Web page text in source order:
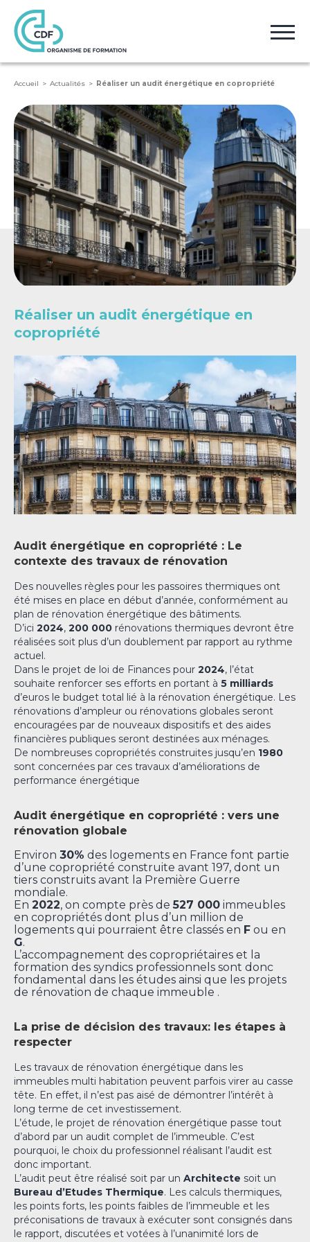
Accueil Actualités Réaliser un audit énergétique en copropriété
Réaliser un audit énergétique en
copropriété
Audit énergétique en copropriété : Le
contexte des travaux de rénovation
Des nouvelles règles pour les passoires thermiques ont
été mises en place en début d’année, conformément au
plan de rénovation énergétique des bâtiments.
D’ici 2024, 200 000 rénovations thermiques devront être
réalisées soit plus d’un doublement par rapport au rythme
actuel.
Dans le projet de loi de Finances pour 2024, l’état
souhaite renforcer ses efforts en portant à 5 milliards
d’euros le budget total lié à la rénovation énergétique. Les
rénovations d’ampleur ou rénovations globales seront
encouragées par de nouveaux dispositifs et des aides
financières publiques seront destinées aux ménages.
De nombreuses copropriétés construites jusqu’en 1980
sont concernées par ces travaux d’améliorations de
performance énergétique
Audit énergétique en copropriété : vers une
rénovation globale
Environ 30% des logements en France font partie
d’une copropriété construite avant 197, dont un
tiers construits avant la Première Guerre
mondiale.
En 2022, on compte près de 527 000 immeubles
en copropriétés dont plus d’un million de
logements qui pourraient être classés en F ou en
G.
L’accompagnement des copropriétaires et la
formation des syndics professionnels sont donc
fondamental dans les études ainsi que les projets
de rénovation de chaque immeuble .
La prise de décision des travaux: les étapes à
respecter
Les travaux de rénovation énergétique dans les
immeubles multi habitation peuvent parfois virer au casse
tête. En effet, il n’est pas aisé de démontrer l’intérêt à
long terme de cet investissement.
L’étude, le projet de rénovation énergétique passe tout
d’abord par un audit complet de l’immeuble. C’est
pourquoi, le choix du professionnel réalisant l’audit est
donc important.
L’audit peut être réalisé soit par un Architecte soit un
Bureau d’Etudes Thermique. Les calculs thermiques,
les points forts, les points faibles de l’immeuble et les
préconisations de travaux à exécuter sont consignés dans
le rapport, discutées et votées à l’unanimité lors de